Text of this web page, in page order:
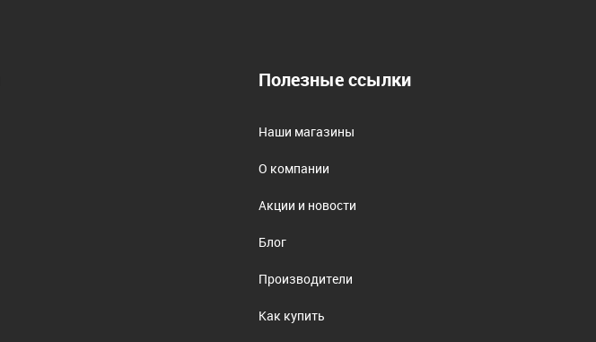
Полезные ссылки
Наши магазины
О компании
Акции и новости
Блог
Производители
Как купить